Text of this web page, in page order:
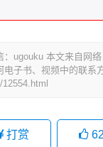
：ugouku 本文来自网
子书、视频中的联系
打赏